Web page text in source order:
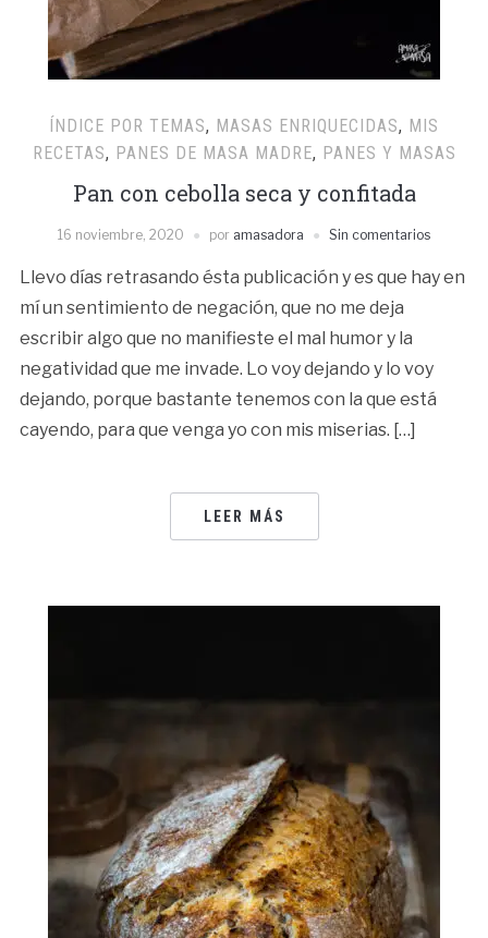
ÍNDICE POR TEMAS, MASAS ENRIQUECIDAS, MIS
RECETAS, PANES DE MASA MADRE, PANES Y MASAS
Pan con cebolla seca y confitada
16 noviembre, 2020 por amasadora Sin comentarios
Llevo días retrasando ésta publicación y es que hay en
mí un sentimiento de negación, que no me deja
escribir algo que no manifieste el mal humor y la
negatividad que me invade. Lo voy dejando y lo voy
dejando, porque bastante tenemos con la que está
cayendo, para que venga yo con mis miserias. […]
LEER MÁS